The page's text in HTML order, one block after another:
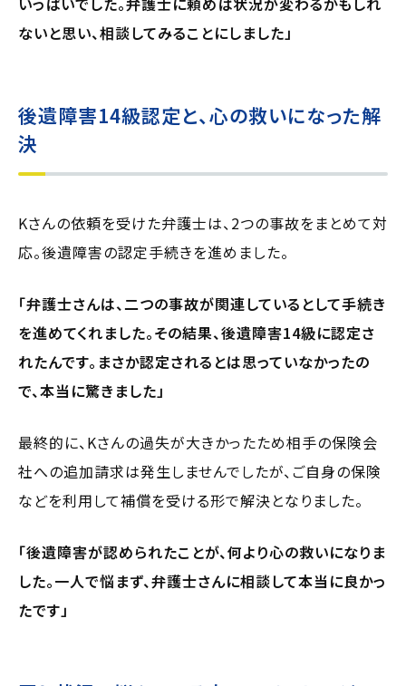
ないと思い、相談してみることにしました」
後遺障害14級認定と、心の救いになった解
決
Kさんの依頼を受けた弁護士は、2つの事故をまとめて対
応。後遺障害の認定手続きを進めました。
「弁護士さんは、二つの事故が関連しているとして手続き
を進めてくれました。その結果、後遺障害14級に認定さ
れたんです。まさか認定されるとは思っていなかったの
で、本当に驚きました」
最終的に、Kさんの過失が大きかったため相手の保険会
社への追加請求は発生しませんでしたが、ご自身の保険
などを利用して補償を受ける形で解決となりました。
「後遺障害が認められたことが、何より心の救いになりま
した。一人で悩まず、弁護士さんに相談して本当に良かっ
たです」